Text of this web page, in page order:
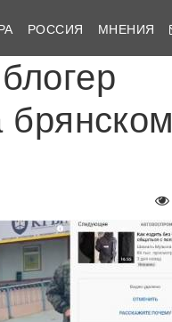
РОССИЯ МНЕНИЯ
брянском